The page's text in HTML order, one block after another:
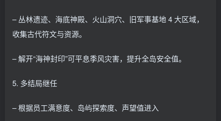
– 丛林遗迹、海底神殿、火山洞穴、旧军事基地 4 大区域，
收集古代符文与资源。
– 解开“海神封印”可平息季风灾害，提升全岛安全值。
5. 多结局继任
– 根据员工满意度、岛屿探索度、声望值进入